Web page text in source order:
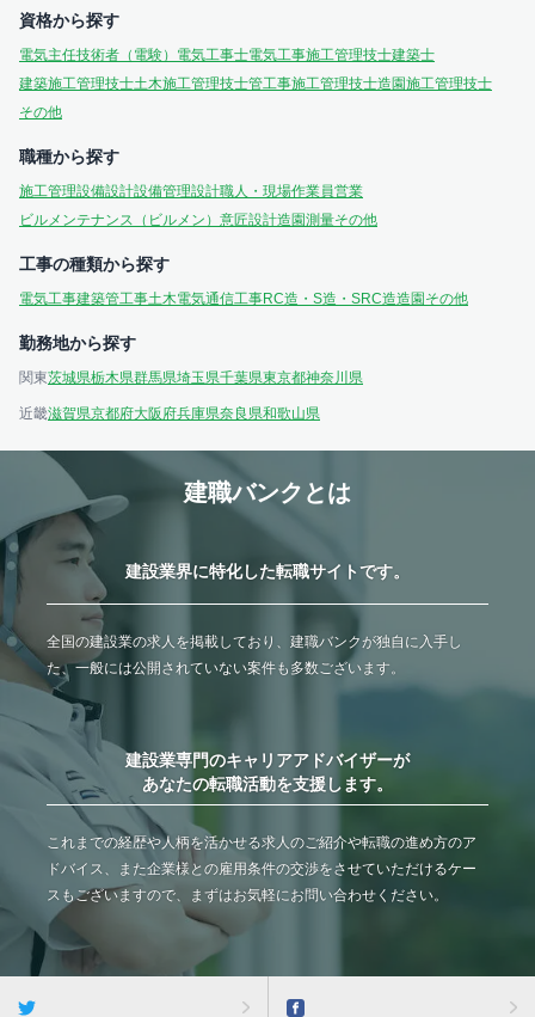
資格から探す
電気主任技術者（電験） 電気工事士電気工事施工管理技士建築士
建築施工管理技士土木施工管理技士管工事施工管理技士造園施工管理技士
その他
職種から探す
施工管理設備設計設備管理設計職人・現場作業員営業
ビルメンテナンス（ビルメン） 意匠設計造園測量その他
工事の種類から探す
電気工事建築管工事土木電気通信工事RC造・S造・SRC造造園 その他
勤務地から探す
関東茨城県栃木県群馬県埼玉県千葉県東京都神奈川県
近畿滋賀県京都府大阪府兵庫県奈良県和歌山県
建職バンクとは
建設業界に特化した転職サイトです。
全国の建設業の求人を掲載しており、建職バンクが独自に入手し
た、一般には公開されていない案件も多数ございます。
建設業専門のキャリアアドバイザーが
あなたの転職活動を支援します。
これまでの経歴や人柄を活かせる求人のご紹介や転職の進め方のア
ドバイス、また企業様との雇用条件の交渉をさせていただけるケー
スもございますので、まずはお気軽にお問い合わせください。